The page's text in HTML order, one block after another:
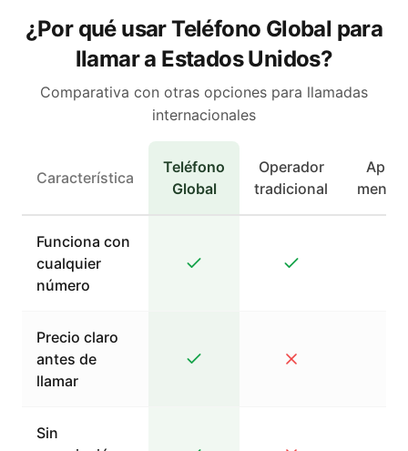
¿Por qué usar Teléfono Global para
llamar a Estados Unidos?
Comparativa con otras opciones para llamadas
internacionales
Característica
Teléfono
Global
Operador
tradicional
Apps
Funciona con
cualquier
número
Precio claro
antes de
llamar
Sin